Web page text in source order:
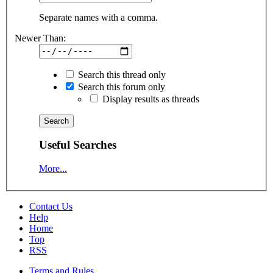
Separate names with a comma.
Newer Than:
Search this thread only
Search this forum only
Display results as threads
Useful Searches
More...
Contact Us
Help
Home
Top
RSS